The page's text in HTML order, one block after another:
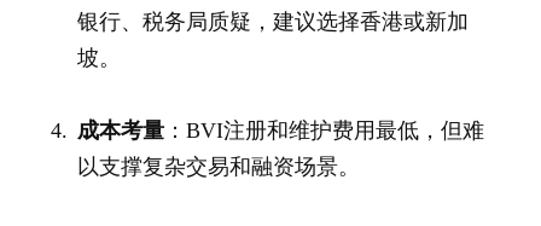
银行、税务局质疑，建议选择香港或新加
坡。
成本考量 ：BVI注册和维护费用最低，但难
以支撑复杂交易和融资场景。